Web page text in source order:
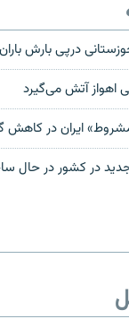
درپی بارش باران
اهواز آتش می‌گیرد
ایران در کاهش